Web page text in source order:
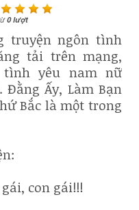
0lượt
truyện ngôn tình
tải trên mạng,
tình yêu nam nữ
Ấy, Làm Bạn
Bắc là một trong
con gái!!!